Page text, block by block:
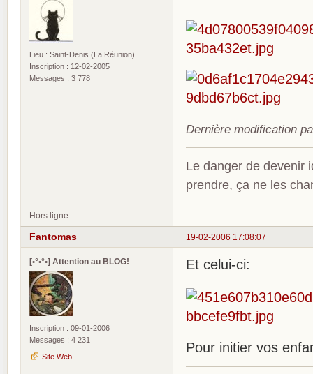
Lieu : Saint-Denis (La Réunion)
Inscription : 12-02-2005
Messages : 3 778
Dernière modification
Le danger de devenir
prendre, ça ne les
Hors ligne
19-02-2006 17:08:07
Fantomas
[•°•°•] Attention au BLOG!
Inscription : 09-01-2006
Messages : 4 231
Site Web
Et celui-ci:
Pour initier vos